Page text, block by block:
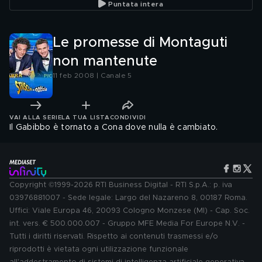
Puntata intera
Le promesse di Montaguti
non mantenute
11 feb 2008 | Canale 5
VAI ALLA SERIE LA TUA LISTA CONDIVIDI
Il Gabibbo è tornato a Cona dove nulla è cambiato.
Copyright ©1999-2026 RTI Business Digital - RTI S.p.A.: p. iva
03976881007 - Sede legale: Largo del Nazareno 8, 00187 Roma.
Uffici: Viale Europa 46, 20093 Cologno Monzese (MI) - Cap. Soc.
int. vers. € 500.000.007 - Gruppo MFE Media For Europe N.V. -
Tutti i diritti riservati. Rispetto ai contenuti trasmessi e/o
riprodotti è vietata ogni utilizzazione funzionale